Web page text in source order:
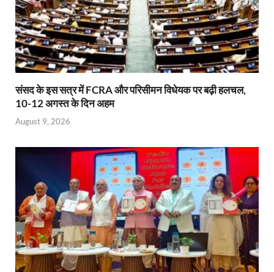
संसद के इस सत्र में FCRA और परिसीमन विधेयक पर बढ़ी हलचल,
10-12 अगस्त के दिन अहम
August 9, 2026